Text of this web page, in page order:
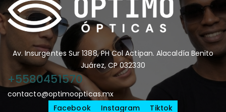
Av. Insurgentes Sur 1388, PH Col Actipan. Alacaldía Benito
Juárez, CP 032330
+5580451570
contacto@optimoopticas.mx
Facebook
Instagram Tiktok